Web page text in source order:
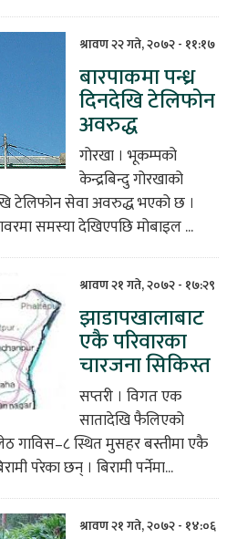
श्रावण २२ गते, २०७२ - ११:१७
बारपाकमा पन्ध्र
दिनदेखि टेलिफोन
अवरुद्ध
गोरखा । भूकम्पको
केन्द्रबिन्दु गोरखाको
टेलिफोन सेवा अवरुद्ध भएको छ ।
समस्या देखिएपछि मोबाइल ...
श्रावण २१ गते, २०७२ - १७:२९
झाडापखालाबाट
एकै परिवारका
चारजना सिकिस्त
सप्तरी । विगत एक
सातादेखि फैलिएको
गाविस–८ स्थित मुसहर बस्तीमा एकै
परेका छन् । बिरामी पर्नेमा...
श्रावण २१ गते, २०७२ - १४:०६